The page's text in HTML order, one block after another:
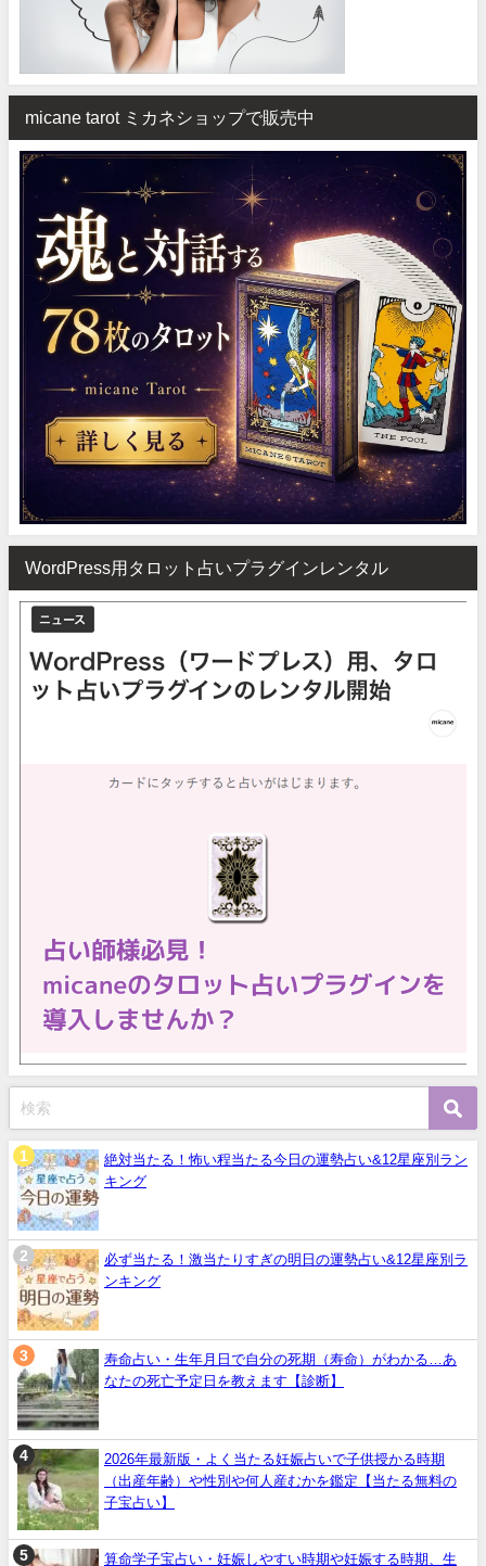
micane tarot ミカネショップで販売中
WordPress用タロット占いプラグインレンタル
絶対当たる！怖い程当たる今日の運勢占い&12星座別ラン
キング
必ず当たる！激当たりすぎの明日の運勢占い&12星座別ラ
ンキング
寿命占い・生年月日で自分の死期（寿命）がわかる…あ
なたの死亡予定日を教えます【診断】
2026年最新版・よく当たる妊娠占いで子供授かる時期
（出産年齢）や性別や何人産むかを鑑定【当たる無料の
子宝占い】
算命学子宝占い・妊娠しやすい時期や妊娠する時期、生